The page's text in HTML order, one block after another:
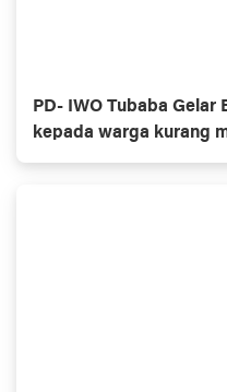
PD- IWO Tubaba Gelar
kepada warga kurang